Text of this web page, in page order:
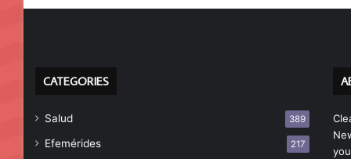
CATEGORIES
Salud 389
Efemérides 217